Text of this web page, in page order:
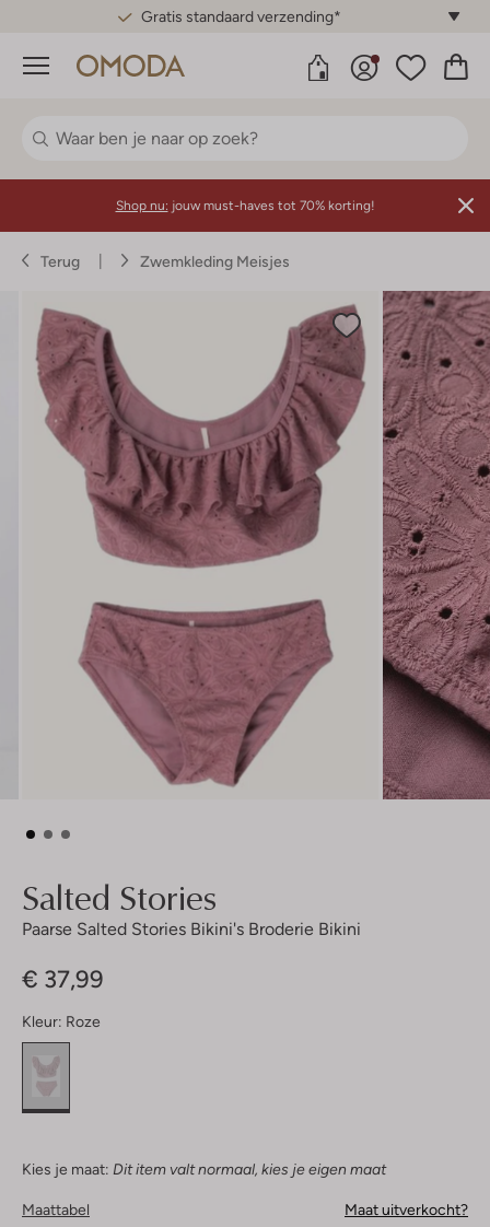
Gratis standaard verzending*
Menu
Shop nu: jouw must-haves tot 70% korting!
Terug Zwemkleding Meisjes
Salted Stories
Paarse Salted Stories Bikini's Broderie Bikini
€ 37,99
Kleur: Roze
Kies je maat: Dit item valt normaal, kies je eigen maat
Maattabel Maat uitverkocht?